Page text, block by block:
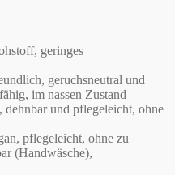
geringes
geruchsneutral und
im nassen Zustand
dehnbar und pflegeleicht, ohne
pflegeleicht, ohne zu
(Handwäsche),